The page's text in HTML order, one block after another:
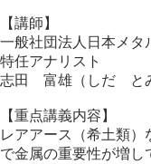
【講師】
一般社団法人日本メ
特任アナリスト
志田 富雄（しだ と
【重点講義内容】
レアアース（希土類）
で金属の重要性が増し